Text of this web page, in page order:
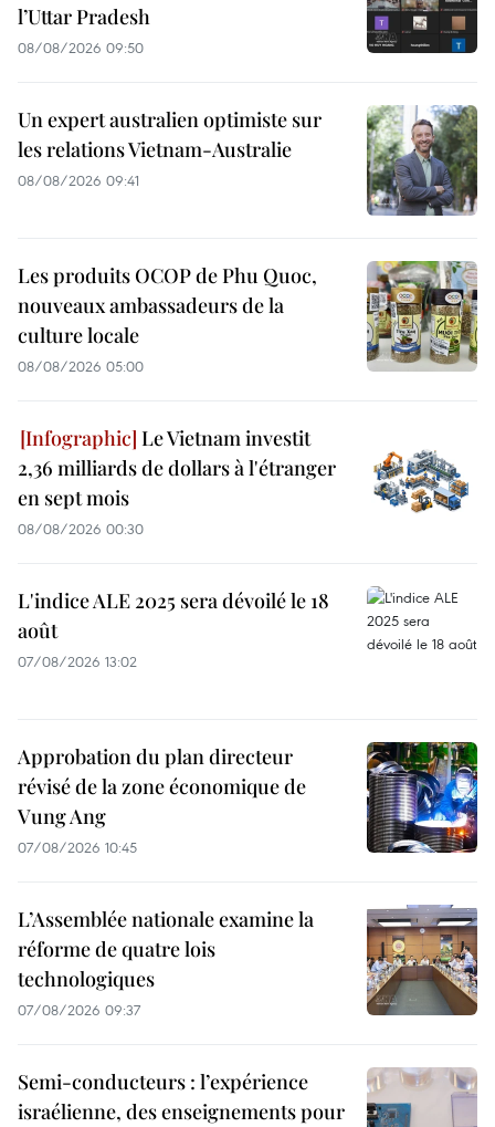
l’Uttar Pradesh
08/08/2026 09:50
Un expert australien optimiste sur
les relations Vietnam-Australie
08/08/2026 09:41
Les produits OCOP de Phu Quoc,
nouveaux ambassadeurs de la
culture locale
08/08/2026 05:00
Le Vietnam investit
2,36 milliards de dollars à l'étranger
en sept mois
08/08/2026 00:30
L'indice ALE 2025 sera dévoilé le 18
août
07/08/2026 13:02
Approbation du plan directeur
révisé de la zone économique de
Vung Ang
07/08/2026 10:45
L’Assemblée nationale examine la
réforme de quatre lois
technologiques
07/08/2026 09:37
Semi-conducteurs : l’expérience
israélienne, des enseignements pour